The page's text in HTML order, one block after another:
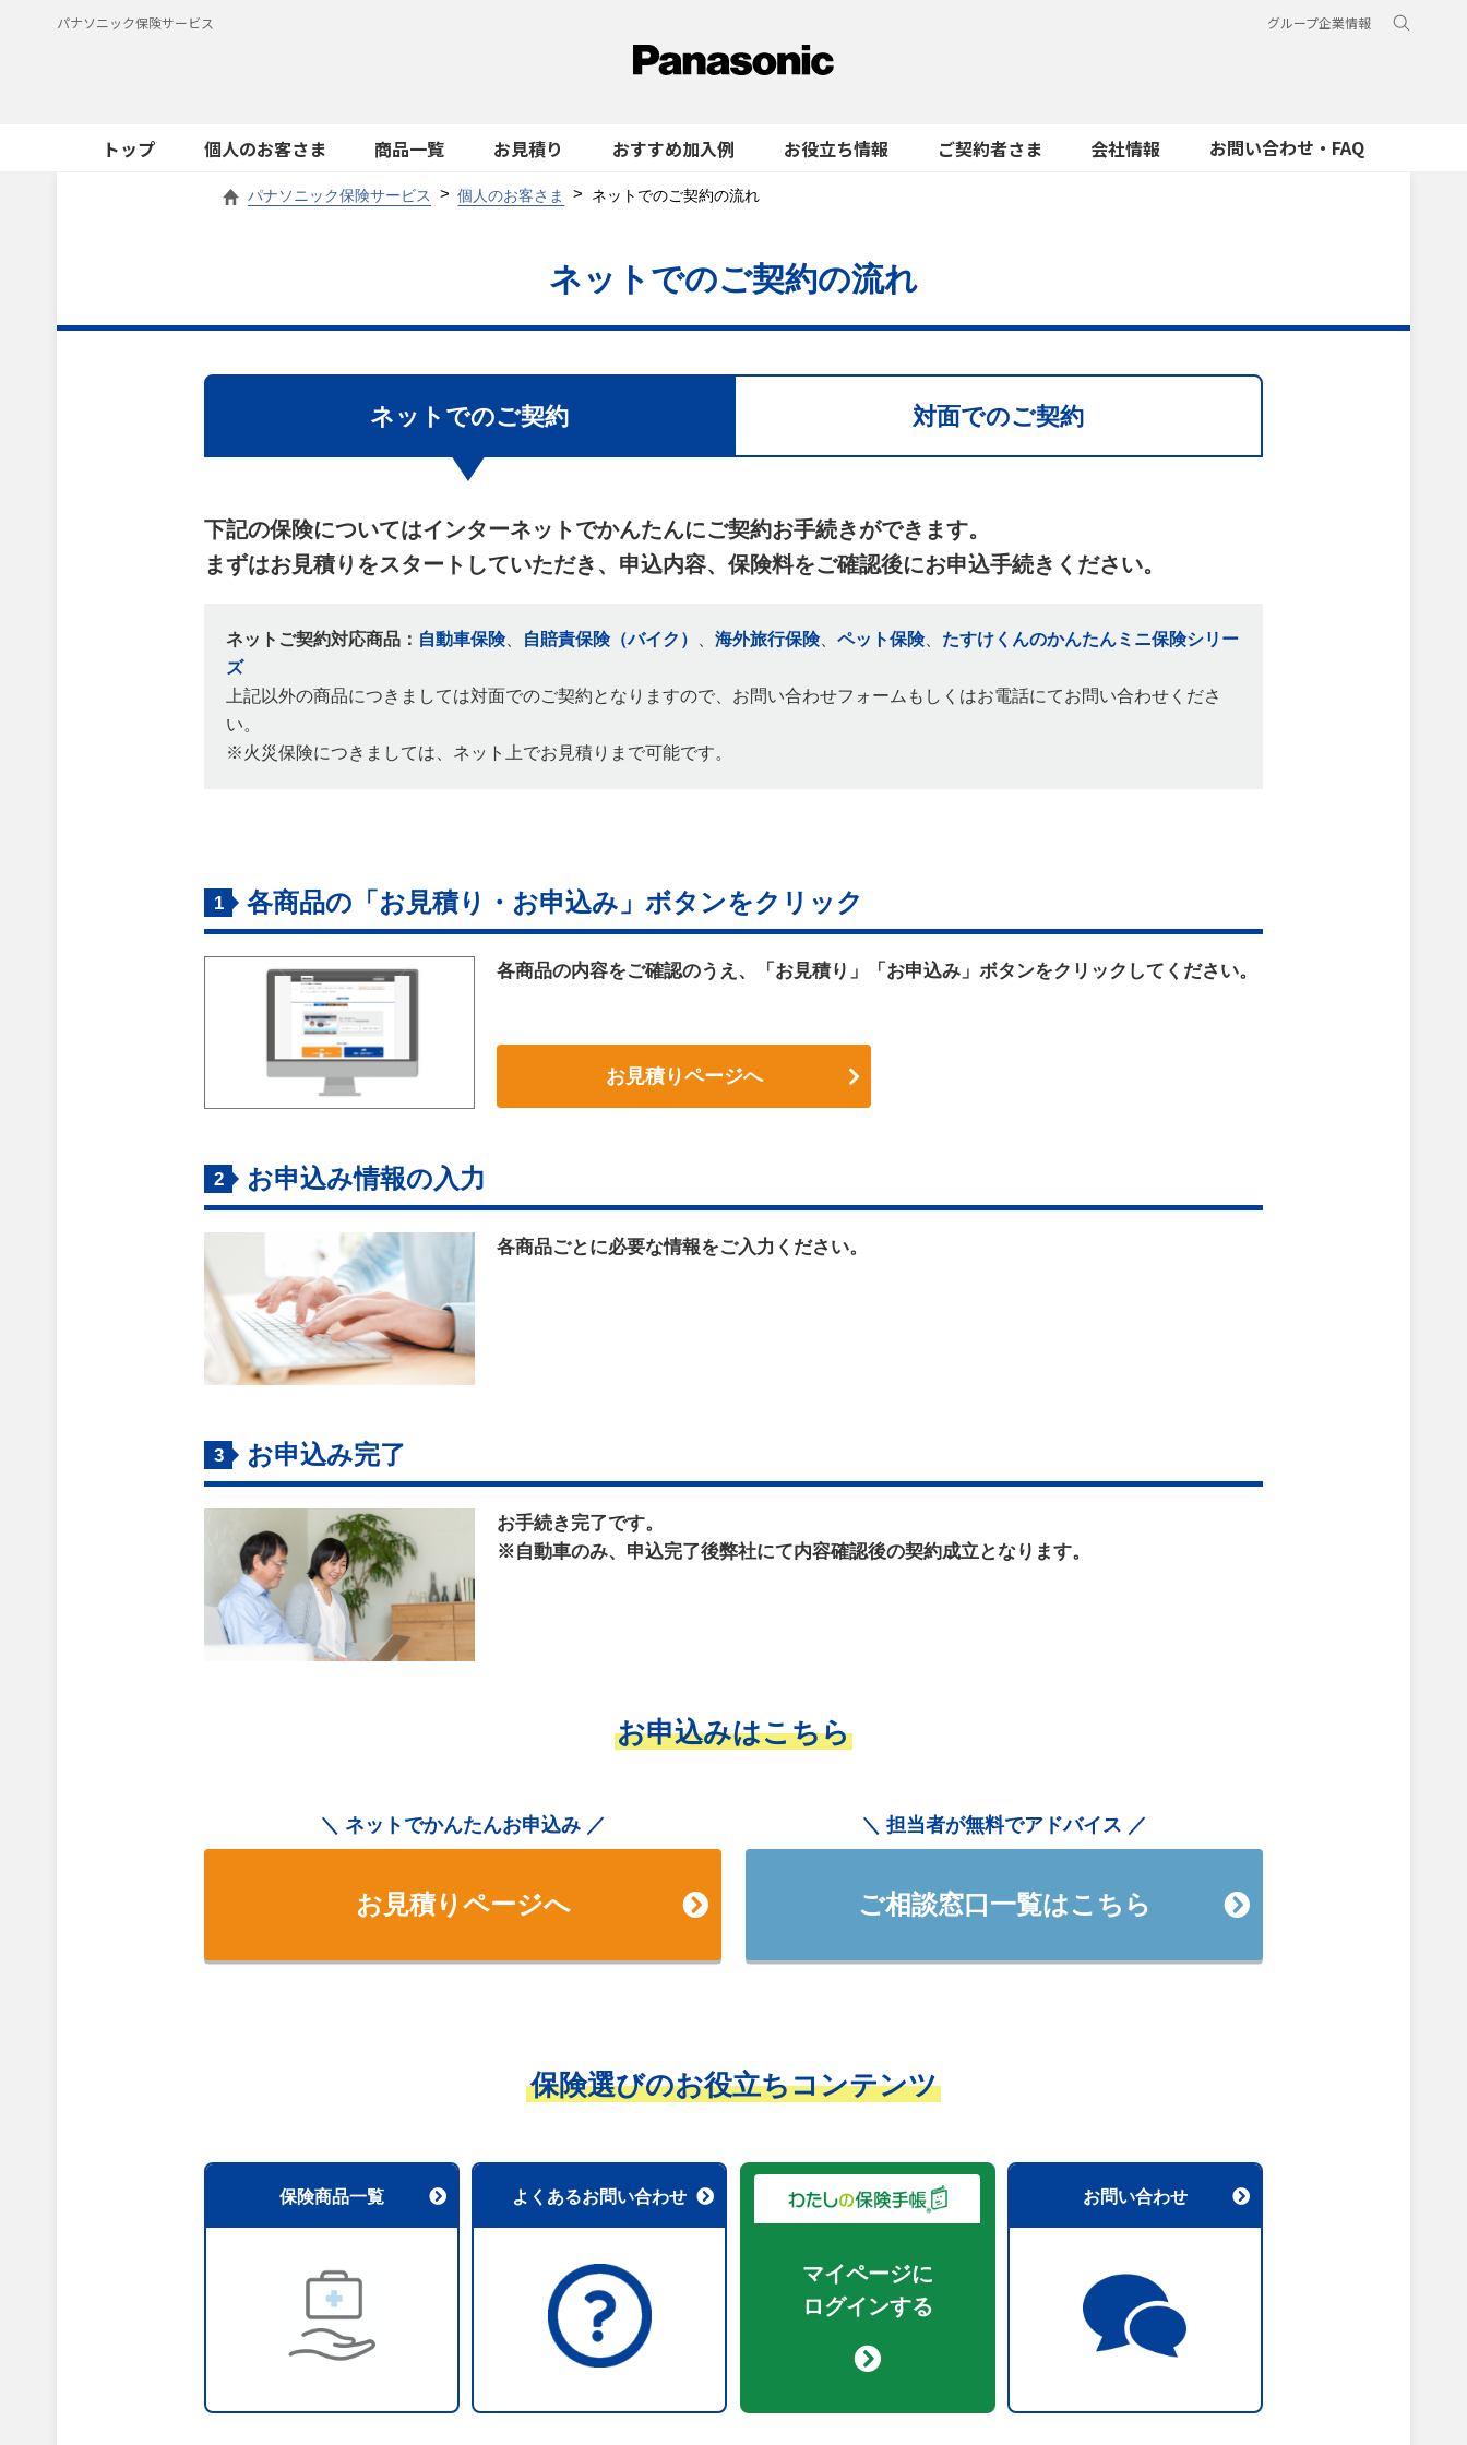
パナソニック保険サービス グループ企業情報
トップ 個人のお客さま 商品一覧 お見積り おすすめ加入例 お役立ち情報 ご契約者さま 会社情報 お問い合わせ・FAQ
パナソニック保険サービス 個人のお客さま ネットでのご契約の流れ
ネットでのご契約の流れ
ネットでのご契約 対面でのご契約
下記の保険についてはインターネットでかんたんにご契約お手続きができます。
まずはお⾒積りをスタートしていただき、申込内容、保険料をご確認後にお申込⼿続きください。
ネットご契約対応商品： 自動車保険、 自賠責保険（バイク） 海外旅行保険、 ペット保険、 たすけくんのかんたんミニ保険シリー
ズ
上記以外の商品につきましては対面でのご契約となりますので、お問い合わせフォームもしくはお電話にてお問い合わせくださ
い。
※火災保険につきましては、ネット上でお見積りまで可能です。
1 各商品の「お見積り・お申込み」ボタンをクリック
各商品の内容をご確認のうえ、「お見積り」「お申込み」ボタンをクリックしてください。
お見積りページへ
2 お申込み情報の入力
各商品ごとに必要な情報をご入力ください。
3 お申込み完了
お手続き完了です。
※自動車のみ、申込完了後弊社にて内容確認後の契約成立となります。
お申込みはこちら
ネットでかんたんお申込み
お見積りページへ
担当者が無料でアドバイス
ご相談窓口一覧はこちら
保険選びのお役立ちコンテンツ
保険商品一覧 よくあるお問い合わせ
マイページに
ログインする
お問い合わせ